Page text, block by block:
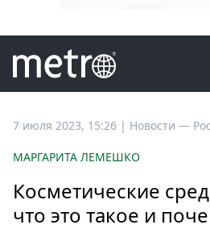
Все
Россия
Мир
7 июля 2023, 15:26 | Новости —
МАРГАРИТА ЛЕМЕШКО
Косметические
что это такое и